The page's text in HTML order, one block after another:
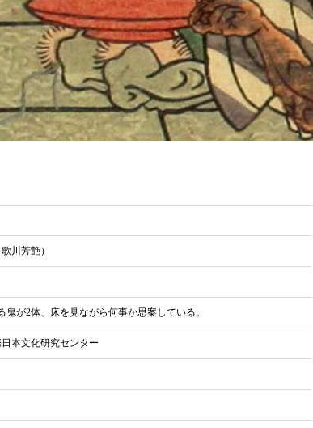
川芳艶）
鬼が2体、床を見ながら何事か思案している。
本文化研究センター